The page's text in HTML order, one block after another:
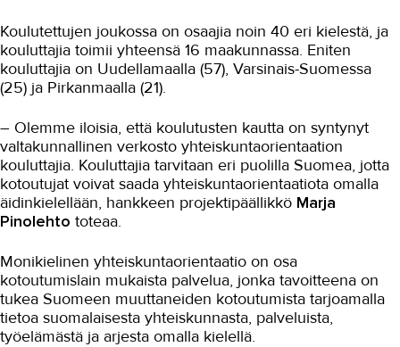
Koulutettujen joukossa on osaajia noin 40 eri kielestä, ja
kouluttajia toimii yhteensä 16 maakunnassa. Eniten
kouluttajia on Uudellamaalla (57), Varsinais-Suomessa
(25) ja Pirkanmaalla (21).
– Olemme iloisia, että koulutusten kautta on syntynyt
valtakunnallinen verkosto yhteiskuntaorientaation
kouluttajia. Kouluttajia tarvitaan eri puolilla Suomea, jotta
kotoutujat voivat saada yhteiskuntaorientaatiota omalla
äidinkielellään, hankkeen projektipäällikkö Marja
Pinolehto toteaa.
Monikielinen yhteiskuntaorientaatio on osa
kotoutumislain mukaista palvelua, jonka tavoitteena on
tukea Suomeen muuttaneiden kotoutumista tarjoamalla
tietoa suomalaisesta yhteiskunnasta, palveluista,
työelämästä ja arjesta omalla kielellä.